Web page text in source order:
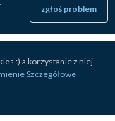
zgłoś problem
:) a korzystanie z niej
Szczegółowe